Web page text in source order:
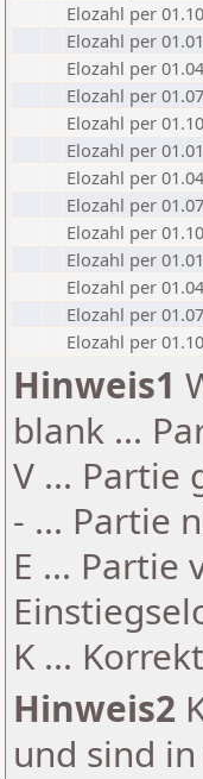
Elozahl per
Elozahl per
Elozahl per
Elozahl per
Elozahl per
Elozahl per
Elozahl per
Elozahl per
Elozahl per
Elozahl per
Elozahl per
Elozahl per
Elozahl per
Hinweis1
blank ...
V ... Partie
- ... Partie
E ... Partie
K ...
Hinweis2
und sind